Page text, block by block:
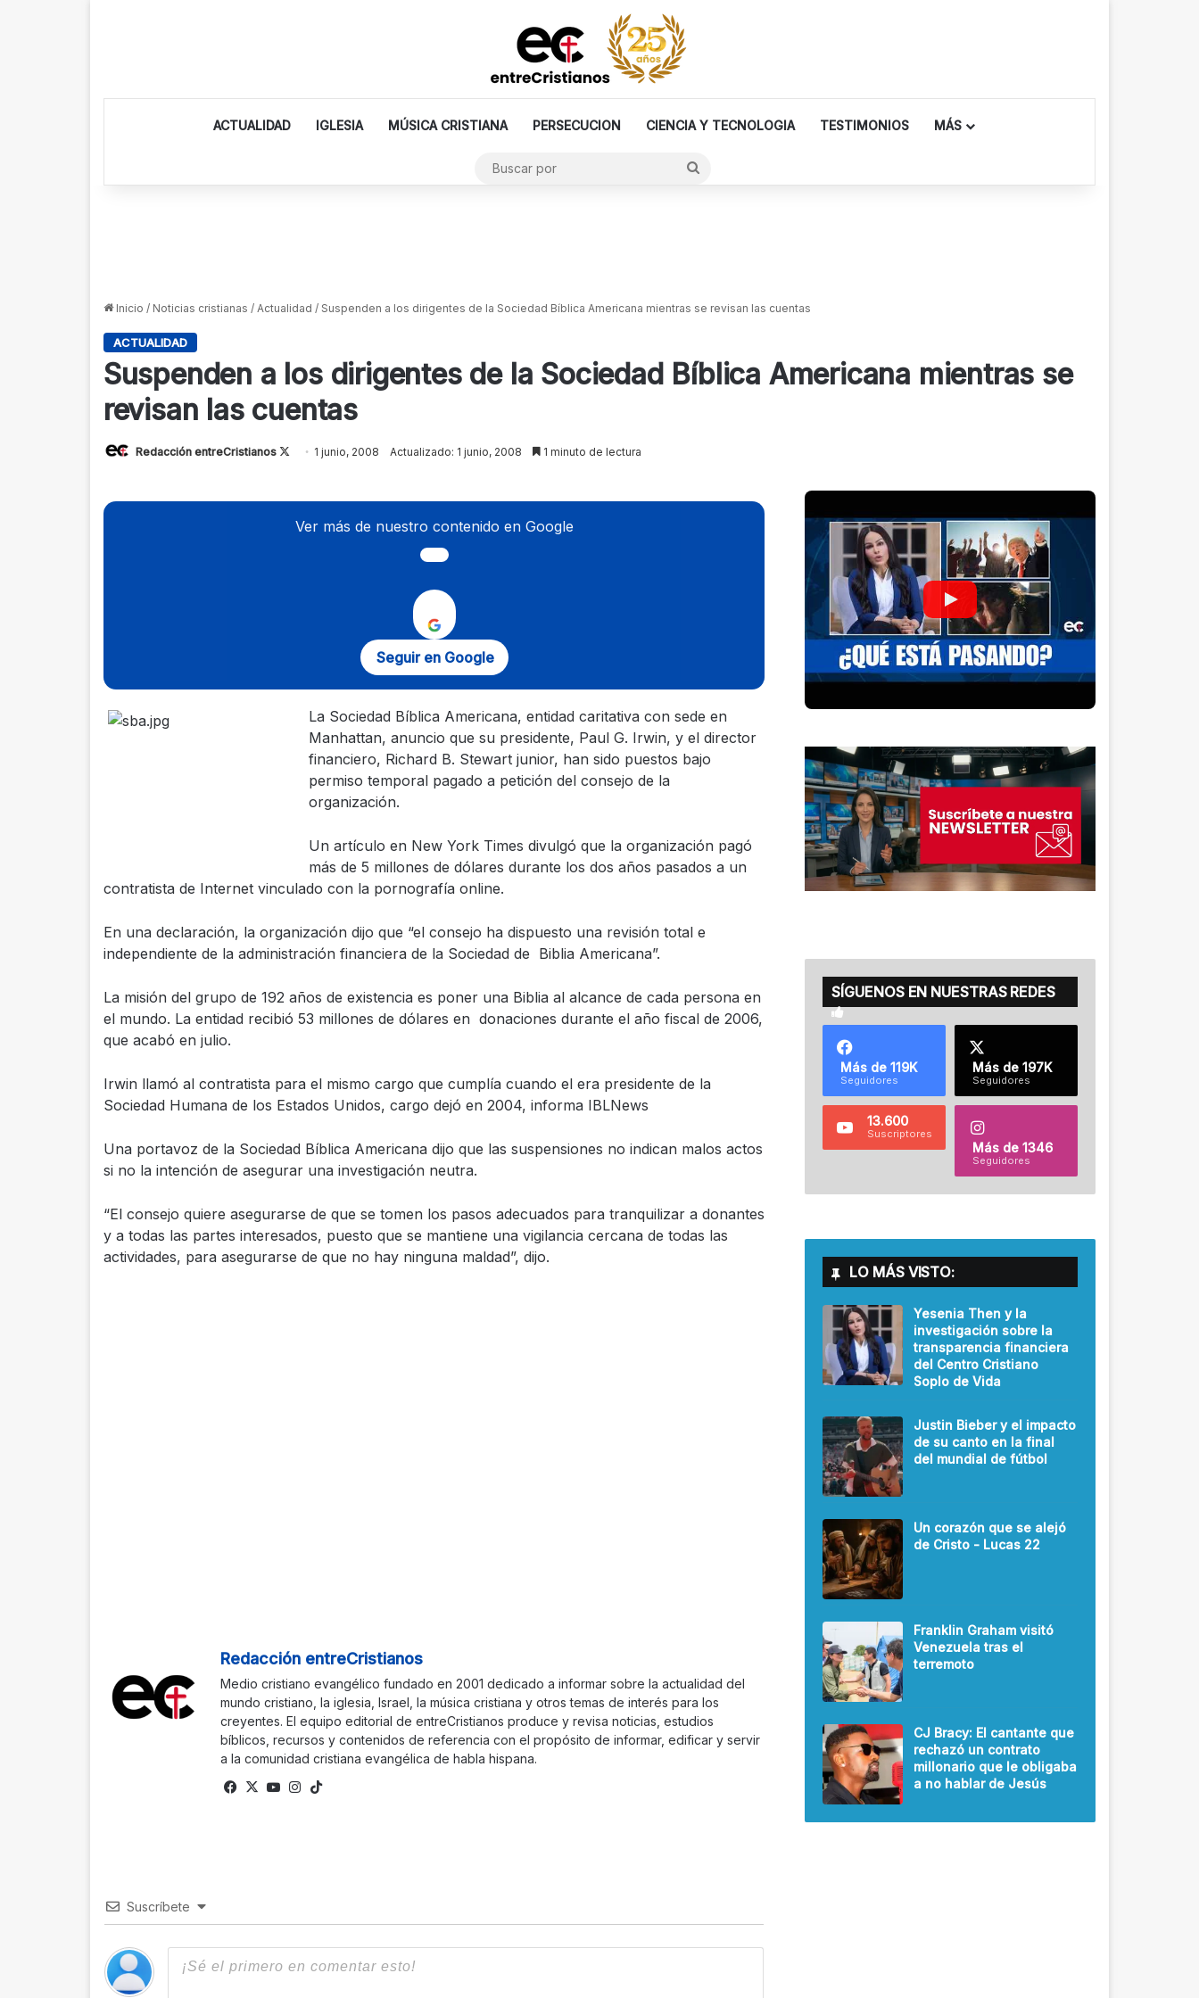
ACTUALIDAD IGLESIA MÚSICA CRISTIANA PERSECUCION CIENCIA Y TECNOLOGIA TESTIMONIOS MÁS
Inicio / Noticias cristianas / Actualidad / Suspenden a los dirigentes de la Sociedad Bíblica Americana mientras se revisan las cuentas
ACTUALIDAD
Suspenden a los dirigentes de la Sociedad Bíblica Americana mientras se
revisan las cuentas
Redacción entreCristianos
Follow1 junio, 2008 Actualizado: 1 junio, 2008 1 minuto de lectura
Ver más de nuestro contenido en Google
Seguir en Google
La Sociedad Bíblica Americana, entidad caritativa con sede en
Manhattan, anuncio que su presidente, Paul G. Irwin, y el director
financiero, Richard B. Stewart junior, han sido puestos bajo
permiso temporal pagado a petición del consejo de la
organización.
Un artículo en New York Times divulgó que la organización pagó
más de 5 millones de dólares durante los dos años pasados a un
contratista de Internet vinculado con la pornografía online.
En una declaración, la organización dijo que “el consejo ha dispuesto una revisión total e
independiente de la administración financiera de la Sociedad de Biblia Americana”.
La misión del grupo de 192 años de existencia es poner una Biblia al alcance de cada persona en
el mundo. La entidad recibió 53 millones de dólares en donaciones durante el año fiscal de 2006,
que acabó en julio.
Irwin llamó al contratista para el mismo cargo que cumplía cuando el era presidente de la
Sociedad Humana de los Estados Unidos, cargo dejó en 2004, informa IBLNews
Una portavoz de la Sociedad Bíblica Americana dijo que las suspensiones no indican malos actos
si no la intención de asegurar una investigación neutra.
“El consejo quiere asegurarse de que se tomen los pasos adecuados para tranquilizar a donantes
y a todas las partes interesados, puesto que se mantiene una vigilancia cercana de todas las
actividades, para asegurarse de que no hay ninguna maldad”, dijo.
Redacción entreCristianos
Medio cristiano evangélico fundado en 2001 dedicado a informar sobre la actualidad del
mundo cristiano, la iglesia, Israel, la música cristiana y otros temas de interés para los
creyentes. El equipo editorial de entreCristianos produce y revisa noticias, estudios
bíblicos, recursos y contenidos de referencia con el propósito de informar, edificar y servir
a la comunidad cristiana evangélica de habla hispana.
Fa
X
Yo Ins
Suscríbete
SÍGUENOS EN NUESTRAS REDES
Más de 119K
Seguidores
Más de 197K
Seguidores
13.600
Suscriptores
Más de 1346
Seguidores
LO MÁS VISTO:
Yesenia Then y la
investigación sobre la
transparencia financiera
del Centro Cristiano
Soplo de Vida
Justin Bieber y el impacto
de su canto en la final
del mundial de fútbol
Un corazón que se alejó
de Cristo - Lucas 22
Franklin Graham visitó
Venezuela tras el
terremoto
CJ Bracy: El cantante que
rechazó un contrato
millonario que le obligaba
a no hablar de Jesús